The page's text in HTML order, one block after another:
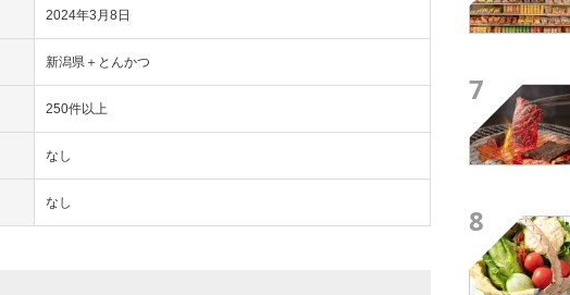
2024年3月8日
新潟県＋とんかつ
250件以上
なし
なし
7
8